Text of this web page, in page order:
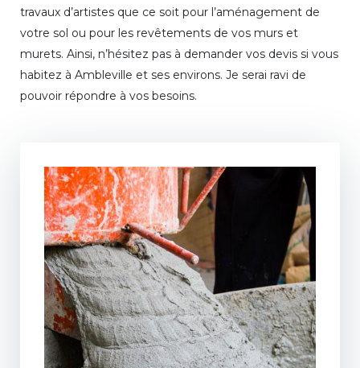
travaux d’artistes que ce soit pour l’aménagement de
votre sol ou pour les revêtements de vos murs et
murets. Ainsi, n’hésitez pas à demander vos devis si vous
habitez à Ambleville et ses environs. Je serai ravi de
pouvoir répondre à vos besoins.